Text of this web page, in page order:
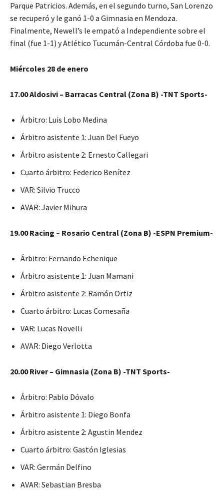
Parque Patricios. Además, en el segundo turno, San Lorenzo
se recuperó y le ganó 1-0 a Gimnasia en Mendoza.
Finalmente, Newell’s le empató a Independiente sobre el
final (fue 1-1) y Atlético Tucumán-Central Córdoba fue 0-0.
Miércoles 28 de enero
17.00 Aldosivi – Barracas Central (Zona B) -TNT Sports-
Árbitro: Luis Lobo Medina
Árbitro asistente 1: Juan Del Fueyo
Árbitro asistente 2: Ernesto Callegari
Cuarto árbitro: Federico Benítez
VAR: Silvio Trucco
AVAR: Javier Mihura
19.00 Racing – Rosario Central (Zona B) -ESPN Premium-
Árbitro: Fernando Echenique
Árbitro asistente 1: Juan Mamani
Árbitro asistente 2: Ramón Ortiz
Cuarto árbitro: Lucas Comesaña
VAR: Lucas Novelli
AVAR: Diego Verlotta
20.00 River – Gimnasia (Zona B) -TNT Sports-
Árbitro: Pablo Dóvalo
Árbitro asistente 1: Diego Bonfa
Árbitro asistente 2: Agustin Mendez
Cuarto árbitro: Gastón Iglesias
VAR: Germán Delfino
AVAR: Sebastian Bresba